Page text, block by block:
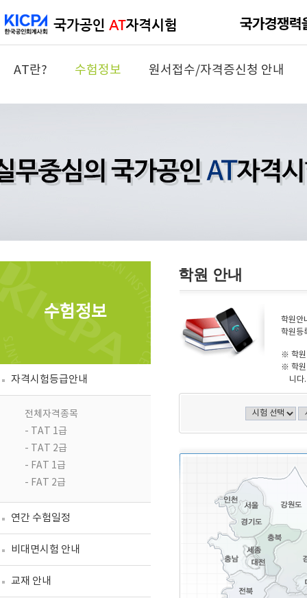
AT란? 수험정보 원서접수/자격증신청 안내
수험정보
자격시험등급안내
전체자격종목
- TAT 1급
- TAT 2급
- FAT 1급
- FAT 2급
연간 수험일정
비대면시험 안내
교재 안내
학원 안내
학원안
학원등
※ 학원
※ 학원
니다.